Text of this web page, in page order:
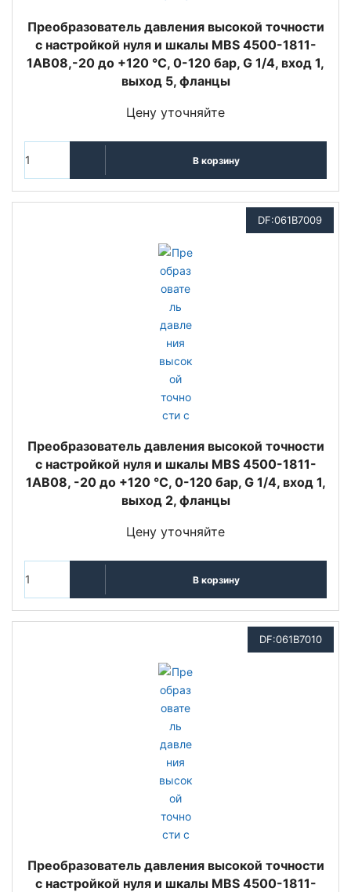
Преобразователь давления высокой точности
с настройкой нуля и шкалы MBS 4500-1811-
1AB08,-20 до +120 °C, 0-120 бар, G 1/4, вход 1,
выход 5, фланцы
Цену уточняйте
В корзину
DF:061B7009
Преобразователь давления высокой точности
с настройкой нуля и шкалы MBS 4500-1811-
1AB08, -20 до +120 °C, 0-120 бар, G 1/4, вход 1,
выход 2, фланцы
Цену уточняйте
В корзину
DF:061B7010
Преобразователь давления высокой точности
с настройкой нуля и шкалы MBS 4500-1811-